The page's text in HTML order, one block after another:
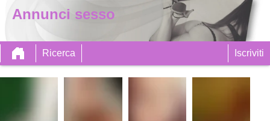
Annunci sesso
Ricerca Iscriviti